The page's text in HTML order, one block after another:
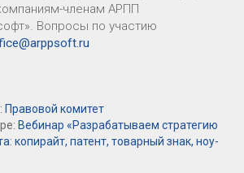
членам АРПП
Вопросы по участию
Правовой комитет
Вебинар «Разрабатываем стратегию
копирайт, патент, товарный знак, ноу-